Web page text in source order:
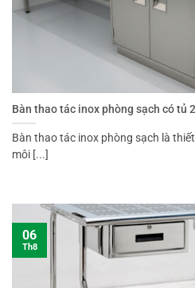
Bàn thao tác inox phòng sạch có tủ
Bàn thao tác inox phòng sạch là
môi [...]
06
Th8